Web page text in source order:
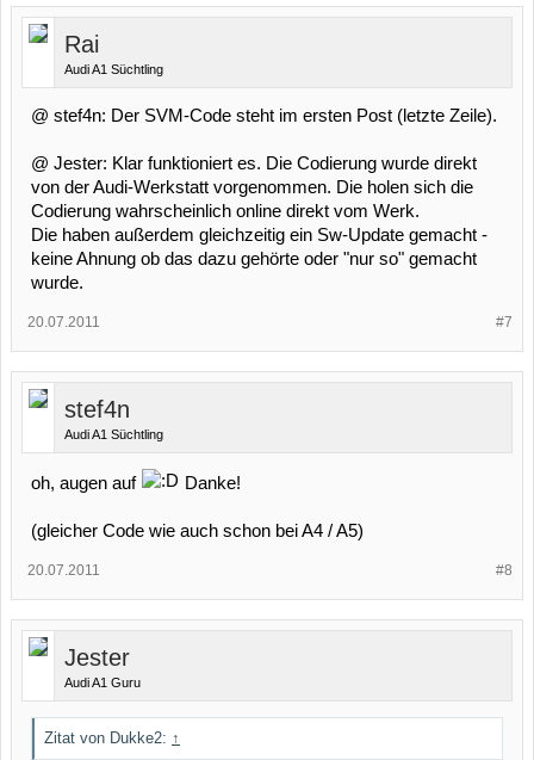
Rai
Audi A1 Süchtling
@ stef4n: Der SVM-Code steht im ersten Post (letzte Zeile).
@ Jester: Klar funktioniert es. Die Codierung wurde direkt
von der Audi-Werkstatt vorgenommen. Die holen sich die
Codierung wahrscheinlich online direkt vom Werk.
Die haben außerdem gleichzeitig ein Sw-Update gemacht -
keine Ahnung ob das dazu gehörte oder "nur so" gemacht
wurde.
#7
20.07.2011
stef4n
Audi A1 Süchtling
oh, augen auf Danke!
(gleicher Code wie auch schon bei A4 / A5)
#8
20.07.2011
Jester
Audi A1 Guru
Zitat von Dukke2: ↑